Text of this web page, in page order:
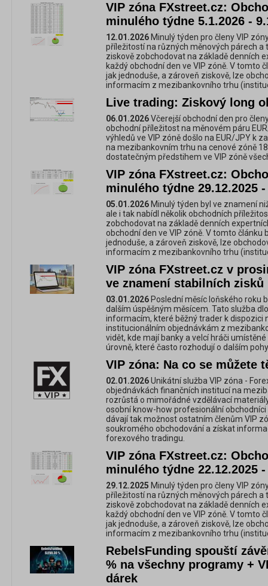
VIP zóna FXstreet.cz:
minulého týdne 5.1.2026 -
12.01.2026 Minulý týden pro členy VIP
příležitostí na různých měnových párech a
ziskově zobchodovat na základě denních
každý obchodní den ve VIP zóně. V tomto
jak jednoduše, a zároveň ziskově, lze
informacím z mezibankovního trhu
Live trading: Ziskový long
06.01.2026Včerejší obchodní den pro
obchodní příležitost na měnovém páru
výhledů ve VIP zóně došlo na EUR/JPY k
na mezibankovním trhu na cenové zóně
dostatečným předstihem ve VIP zóně
VIP zóna FXstreet.cz:
minulého týdne 29.12.2025 -
05.01.2026 Minulý týden byl ve znamení
ale i tak nabídl několik obchodních
zobchodovat na základě denních
obchodní den ve VIP zóně. V tomto článku
jednoduše, a zároveň ziskově, lze
informacím z mezibankovního trhu
VIP zóna FXstreet.cz v
ve znamení stabilních zisků
03.01.2026 Poslední měsíc loňského roku
dalším úspěšným měsícem. Tato služba
informacím, které běžný trader k dispozici
institucionálním objednávkám z
vidět, kde mají banky a velcí hráči
úrovně, které často rozhodují o dalším
VIP zóna: Na co se můžete
02.01.2026Unikátní služba VIP zóna -
objednávkách finančních institucí na
rozrůstá o mimořádné vzdělávací
osobní know-how profesionální
dávají tak možnost ostatním členům VIP
soukromého obchodování a získat
forexového tradingu.
VIP zóna FXstreet.cz:
minulého týdne 22.12.2025 -
29.12.2025 Minulý týden pro členy VIP
příležitostí na různých měnových párech a
ziskově zobchodovat na základě denních
každý obchodní den ve VIP zóně. V tomto
jak jednoduše, a zároveň ziskově, lze
informacím z mezibankovního trhu
RebelsFunding spouští
% na všechny programy +
dárek